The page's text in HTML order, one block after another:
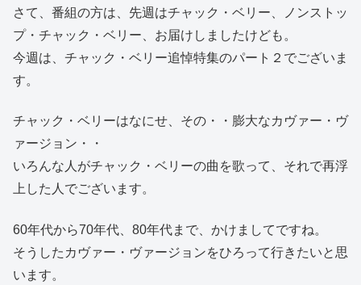
さて、番組の方は、先週はチャック・ベリー、ノンストッ
プ・チャック・ベリー、お届けしましたけども。
今週は、チャック・ベリー追悼特集のパート２でございま
す。
チャック・ベリーはなにせ、その・・膨大なカヴァー・ヴ
ァージョン・・
いろんな人がチャック・ベリーの曲を歌って、それで再浮
上した人でございます。
60年代から70年代、80年代まで、かけましてですね。
そうしたカヴァー・ヴァージョンをひろって行きたいと思
います。